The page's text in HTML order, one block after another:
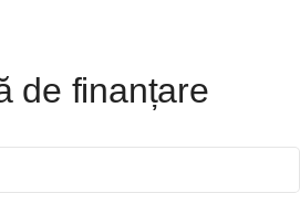
de finanțare